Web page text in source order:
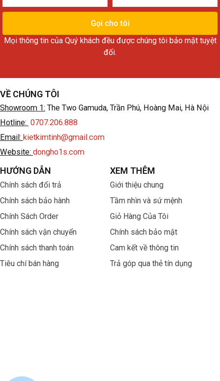
tên
điện
thoại
Gọi cho tôi
Mọi thông tin của Quý khách đều được chúng tôi bảo mật tuyệt
đối.
VỀ CHÚNG TÔI
Showroom 1: The Two Gamuda, Trần Phú, Hoàng Mai, Hà Nội
Hotline: 0707.206.888
Email: kietkimtinh@gmail.com
Website: dongho1s.com
HƯỚNG DẪN
Chính sách đổi trả
Chính sách bảo hành
Chính Sách Order
Chính sách vận chuyển
Chính sách thanh toán
Tiêu chí bán hàng
XEM THÊM
Giới thiệu chung
Tầm nhìn và sứ mệnh
Giỏ Hàng Của Tôi
Chính sách bảo mật
Cam kết về thông tin
Trả góp qua thẻ tín dụng